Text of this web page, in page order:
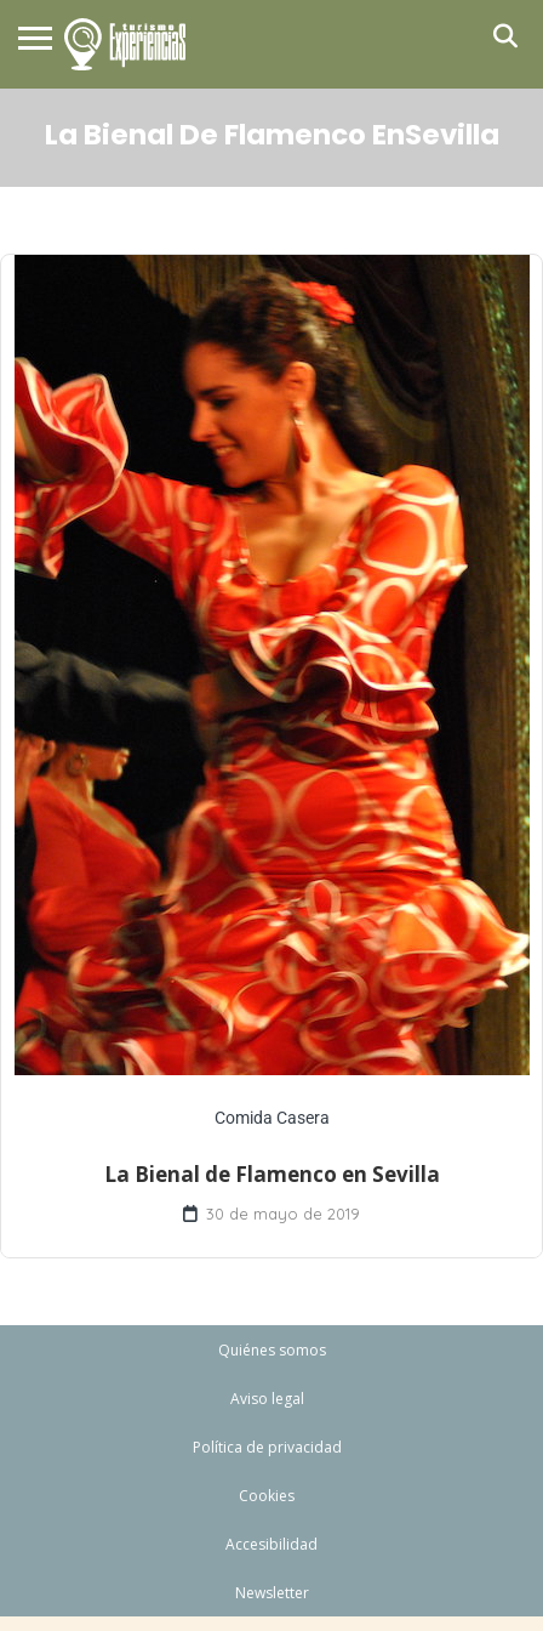
La Bienal De Flamenco EnSevilla
Comida Casera
La Bienal de Flamenco en Sevilla
30 de mayo de 2019
Quiénes somos
Aviso legal
Política de privacidad
Cookies
Accesibilidad
Newsletter